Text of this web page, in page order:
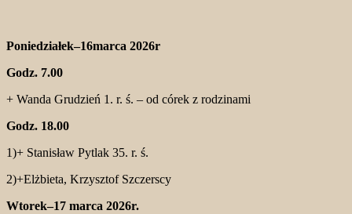
Poniedziałek–16marca 2026r
Godz. 7.00
+ Wanda Grudzień 1. r. ś. – od córek z rodzinami
Godz. 18.00
1)+ Stanisław Pytlak 35. r. ś.
2)+Elżbieta, Krzysztof Szczerscy
Wtorek–17 marca 2026r.